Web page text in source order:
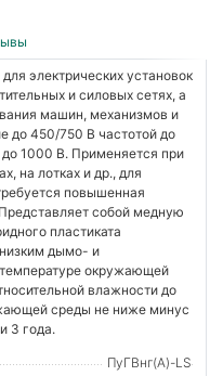
электрических установок
и силовых сетях, а
машин, механизмов и
до 450/750 В частотой до
1000 В. Применяется при
на лотках и др., для
повышенная
собой медную
пластиката
дымо- и
окружающей
влажности до
среды не ниже минус
3 года.
ПуГВнг(А)-LS